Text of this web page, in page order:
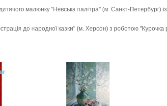
малюнку "Невська палітра" (м. Санкт-Петербург)
до народної казки" (м. Херсон) з роботою "Курочка